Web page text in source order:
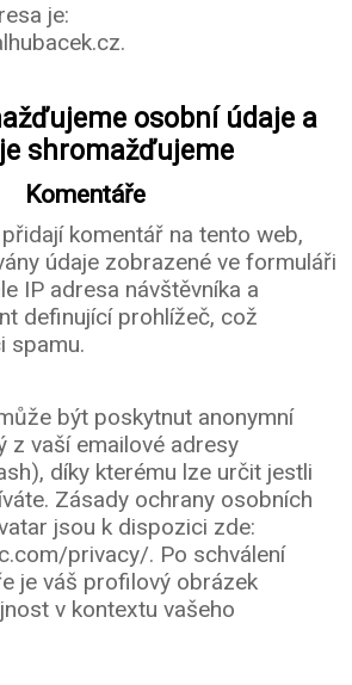
je:
osobní údaje a
shromažďujeme
Komentáře
komentář na tento web,
údaje zobrazené ve formuláři
IP adresa návštěvníka a
definující prohlížeč, což
spamu.
být poskytnut anonymní
z vaší emailové adresy
díky kterému lze určit jestli
Zásady ochrany osobních
jsou k dispozici zde:
privacy/. Po schválení
je váš profilový obrázek
v kontextu vašeho